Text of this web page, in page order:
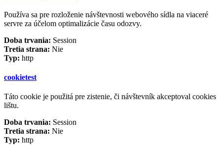
Používa sa pre rozloženie návštevnosti webového sídla na viaceré
servre za účelom optimalizácie času odozvy.
Doba trvania: Session
Tretia strana: Nie
Typ: http
cookietest
Táto cookie je použitá pre zistenie, či návštevník akceptoval cookies
lištu.
Doba trvania: Session
Tretia strana: Nie
Typ: http